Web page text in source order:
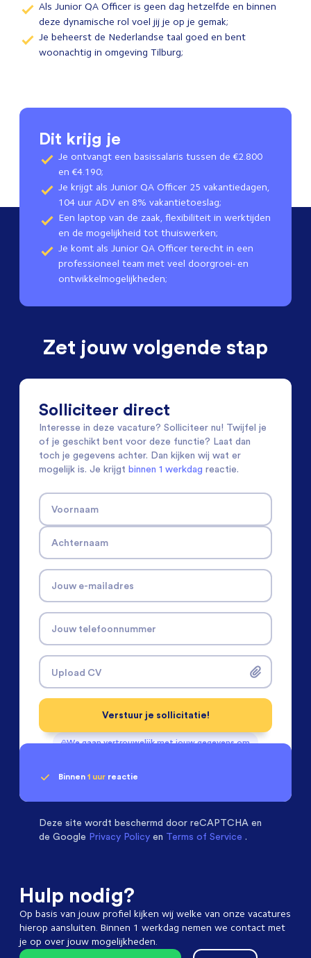
Als Junior QA Officer is geen dag hetzelfde en binnen
deze dynamische rol voel jij je op je gemak;
Je beheerst de Nederlandse taal goed en bent
woonachtig in omgeving Tilburg;
Dit krijg je
Je ontvangt een basissalaris tussen de €2.800
en €4.190;
Je krijgt als Junior QA Officer 25 vakantiedagen,
104 uur ADV en 8% vakantietoeslag;
Een laptop van de zaak, flexibiliteit in werktijden
en de mogelijkheid tot thuiswerken;
Je komt als Junior QA Officer terecht in een
professioneel team met veel doorgroei- en
ontwikkelmogelijkheden;
Zet jouw volgende stap
Solliciteer direct
Interesse in deze vacature? Solliciteer nu! Twijfel je
of je geschikt bent voor deze functie? Laat dan
toch je gegevens achter. Dan kijken wij wat er
mogelijk is. Je krijgt binnen 1 werkdag reactie.
Voornaam
Achternaam
Jouw e-mailadres
Jouw telefoonnummer
Upload CV
We gaan vertrouwelijk met jouw gegevens om
Verstuur je sollicitatie!
Binnen 1 uur reactie
Deze site wordt beschermd door reCAPTCHA en
de Google Privacy Policy en Terms of Service .
Hulp nodig?
Op basis van jouw profiel kijken wij welke van onze vacatures
hierop aansluiten. Binnen 1 werkdag nemen we contact met
je op over jouw mogelijkheden.